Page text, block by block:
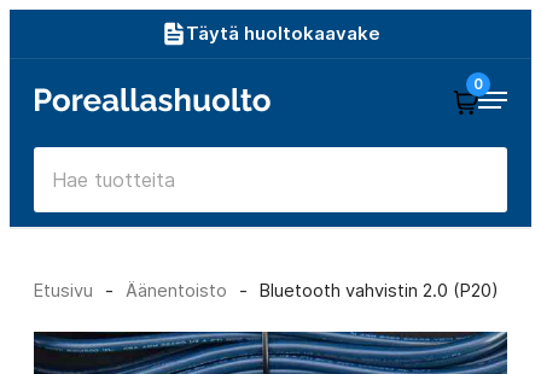
sisältöön
Täytä huoltokaavake
Poreallashuolto
0
Etusivu - Äänentoisto - Bluetooth vahvistin 2.0 (P20)